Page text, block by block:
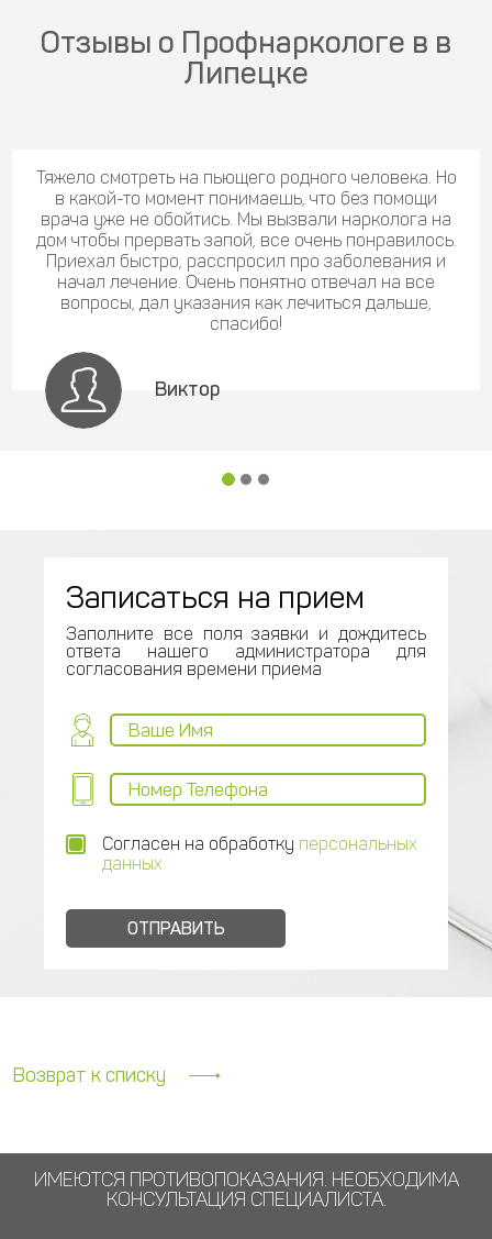
Отзывы о Профнаркологе в в
Липецке
Тяжело смотреть на пьющего родного человека. Но
в какой-то момент понимаешь, что без помощи
врача уже не обойтись. Мы вызвали нарколога на
дом чтобы прервать запой, все очень понравилось.
Приехал быстро, расспросил про заболевания и
начал лечение. Очень понятно отвечал на все
вопросы, дал указания как лечиться дальше,
спасибо!
Виктор
Записаться на прием
Заполните все поля заявки и дождитесь
ответа нашего администратора для
согласования времени приема
Согласен на обработку персональных
данных
Возврат к списку
ИМЕЮТСЯ ПРОТИВОПОКАЗАНИЯ. НЕОБХОДИМА
КОНСУЛЬТАЦИЯ СПЕЦИАЛИСТА.